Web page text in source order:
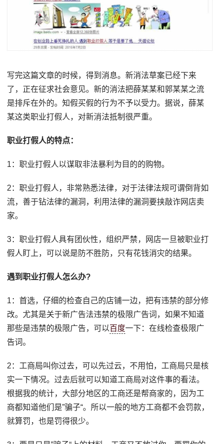
写完这篇文章的时候，得到消息。新消法草案已经下来
了，正在征求社会意见。新的消法把薛某某和郭某某之流
是排斥在外的。知假买假的行为不予以受力。据说，薛某
某这类职业打假人，对新消法抵制很严重。
职业打假人的特点：
1：职业打假人以谋取非法暴利为目的的购物。
2：职业打假人，非常熟悉法律，对于法律法规可谓倒背如
流，善于钻法律的漏洞，利用法律的漏洞要挟敲诈网店卖
家。
3：职业打假人具有团伙性，组织严禁，网店一旦被职业打
假人盯上，可以说是防不胜防，只有花钱消灾的结果。
遇到职业打假人怎么办?
1：首选，仔细的检查自己的店铺一边，把有违禁的部分修
改。尤其是关于新广告法违禁的极限广告词，如果不知道
那些是违禁的极限广告，可以百度一下：在线检查极限广
告词。
2：工商局叫你过去，可以先过云，不用怕，工商局只是核
实一下情况。过去后就可以知道工商局对这件事的看法。
根据我的统计，大部分地区的工商还是帮商家的，因为工
商都知道他们是”骗子“。所以一般的地方工商都不会罚款，
就算罚，也是罚得很少。